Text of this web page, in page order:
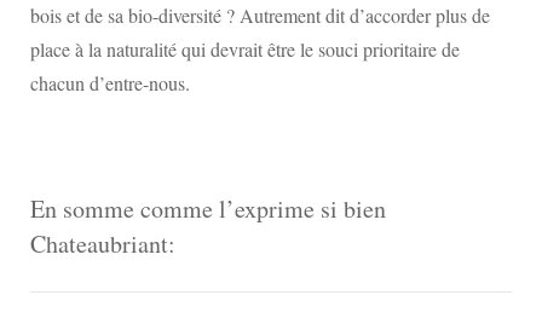
bois et de sa bio-diversité ? Autrement dit d’accorder plus de
place à la naturalité qui devrait être le souci prioritaire de
chacun d’entre-nous.
En somme comme l’exprime si bien
Chateaubriant: